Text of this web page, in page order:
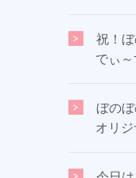
祝！
でぃ～
ぼの
オリジ